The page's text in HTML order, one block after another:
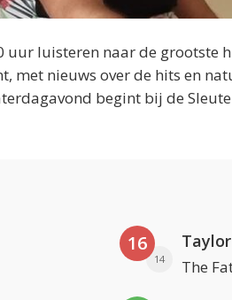
luisteren naar de grootste
met nieuws over de hits en
begint bij de
16
14 The